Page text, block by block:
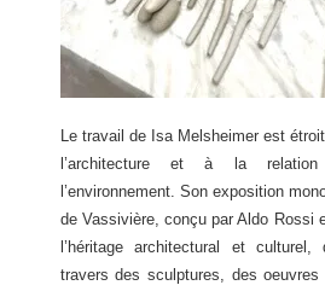
Le travail de Isa Melsheimer est
l’architecture et à la
l’environnement. Son exposition
de Vassivière, conçu par Aldo Rossi
l’héritage architectural et
travers des sculptures, des